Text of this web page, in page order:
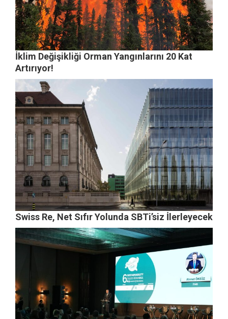
İklim Değişikliği Orman Yangınlarını 20 Kat
Artırıyor!
Swiss Re, Net Sıfır Yolunda SBTi’siz İlerleyecek